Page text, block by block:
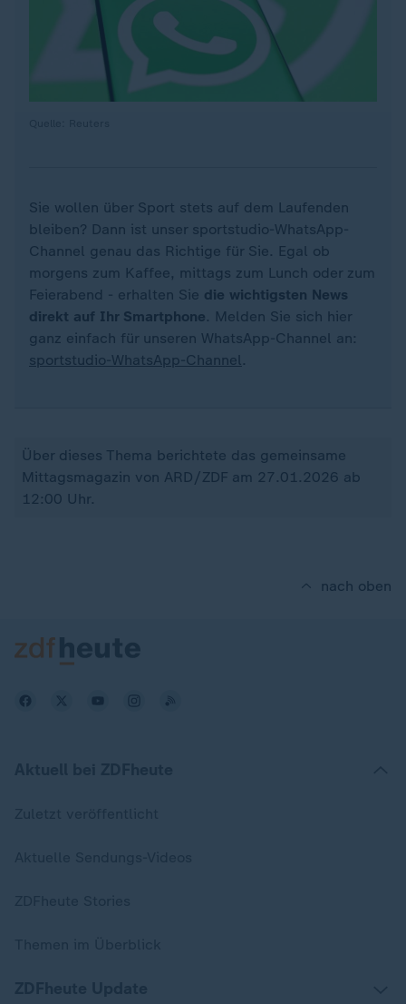
Sie wollen über Sport stets auf dem Laufenden
bleiben? Dann ist unser sportstudio-WhatsApp-
Channel genau das Richtige für Sie. Egal ob
morgens zum Kaffee, mittags zum Lunch oder zum
Feierabend - erhalten Sie die wichtigsten News
direkt auf Ihr Smartphone. Melden Sie sich hier
ganz einfach für unseren WhatsApp-Channel an:
sportstudio-WhatsApp-Channel.
Über dieses Thema berichtete das gemeinsame
Mittagsmagazin von ARD/ZDF am 27.01.2026 ab
12:00 Uhr.
nach oben